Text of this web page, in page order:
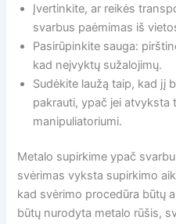
Įvertinkite, ar reikės
svarbus paėmimas iš
Pasirūpinkite sauga:
kad neįvyktų sužalojimų.
Sudėkite laužą taip, kad jį
pakrauti, ypač jei atvyksta
manipuliatoriumi.
Metalo supirkime ypač
svėrimas vyksta supirkimo
kad svėrimo procedūra būtų
būtų nurodyta metalo rūšis,